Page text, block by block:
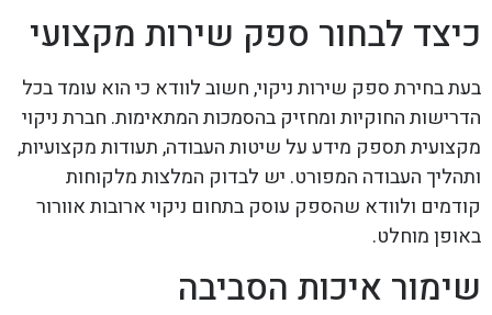
כיצד לבחור ספק שירות מקצועי
בעת בחירת ספק שירות ניקוי, חשוב לוודא כי הוא עומד בכל
הדרישות החוקיות ומחזיק בהסמכות המתאימות. חברת ניקוי
מקצועית תספק מידע על שיטות העבודה, תעודות מקצועיות,
ותהליך העבודה המפורט. יש לבדוק המלצות מלקוחות
קודמים ולוודא שהספק עוסק בתחום ניקוי ארובות אוורור
באופן מוחלט.
שימור איכות הסביבה